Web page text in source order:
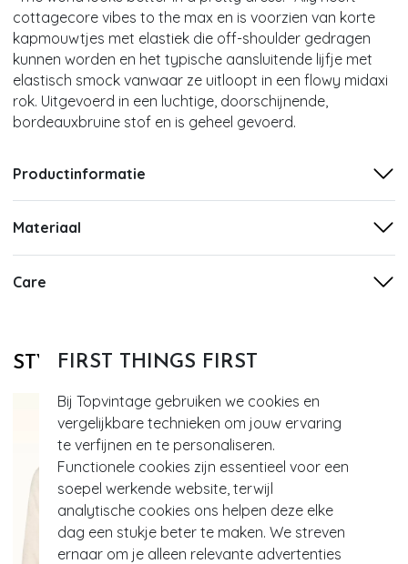
FIRST THINGS FIRST
Bij Topvintage gebruiken we cookies en
vergelijkbare technieken om jouw ervaring
te verfijnen en te personaliseren.
Functionele cookies zijn essentieel voor een
soepel werkende website, terwijl
analytische cookies ons helpen deze elke
dag een stukje beter te maken. We streven
ernaar om je alleen relevante advertenties
cottagecore vibes to the max en is voorzien van korte
kapmouwtjes met elastiek die off-shoulder gedragen
kunnen worden en het typische aansluitende lijfje met
elastisch smock vanwaar ze uitloopt in een flowy midaxi
rok. Uitgevoerd in een luchtige, doorschijnende,
bordeauxbruine stof en is geheel gevoerd.
Productinformatie
Materiaal
Care
STYLE DIT MET